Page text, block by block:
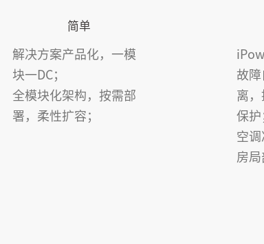
简单
解决方案产品化，一模
块一DC；
全模块化架构，按需部
署，柔性扩容；
故
离
保护
空
房局